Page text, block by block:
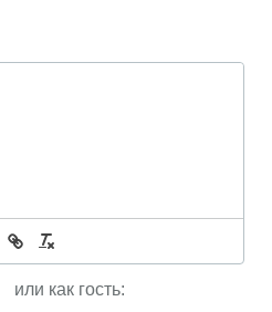
или как гость: